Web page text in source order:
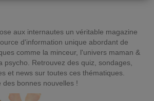
aux internautes un véritable magazine
d'information unique abordant de
comme la minceur, l'univers maman &
psycho. Retrouvez des quiz, sondages,
et news sur toutes ces thématiques.
bonnes nouvelles !